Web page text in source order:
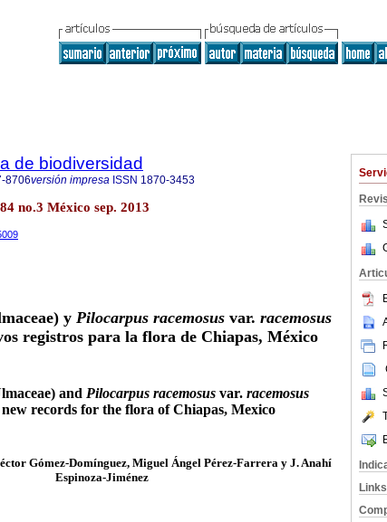
de biodiversidad
8706versión impresa ISSN 1870-3453
no.3 México sep. 2013
y Pilocarpus racemosusvar. racemosus
registros para la flora de Chiapas, México
and Pilocarpus racemosus var. racemosus
new records for the flora of Chiapas, Mexico
Gómez-Domínguez, Miguel Ángel Pérez-Farrera y J. Anahí
Espinoza-Jiménez